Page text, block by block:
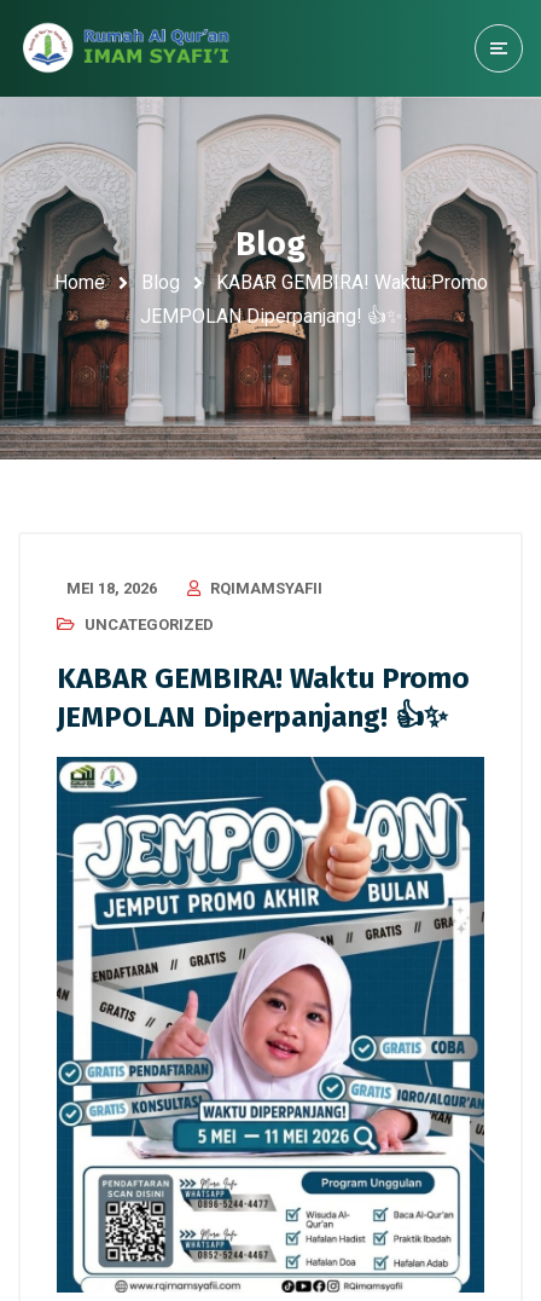
Blog
Home Blog
KABAR GEMBIRA! Waktu Promo
JEMPOLAN Diperpanjang! 👍✨
MEI 18, 2026
RQIMAMSYAFII
UNCATEGORIZED
KABAR GEMBIRA! Waktu Promo
JEMPOLAN Diperpanjang! 👍✨